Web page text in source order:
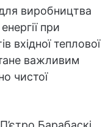
виробництва
при
вхідної теплової
важливим
чистої